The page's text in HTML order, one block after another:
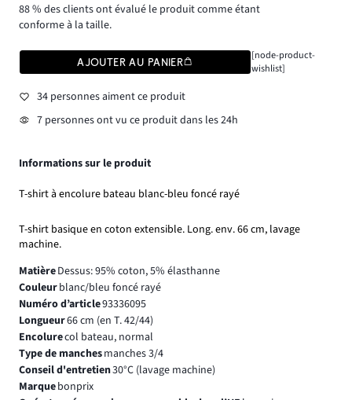
88 % des clients ont évalué le produit comme étant
conforme à la taille.
AJOUTER AU PANIER
[node-product-
wishlist]
34 personnes aiment ce produit
7 personnes ont vu ce produit dans les 24h
Informations sur le produit
T-shirt à encolure bateau blanc-bleu foncé rayé
T-shirt basique en coton extensible. Long. env. 66 cm, lavage
machine.
MatièreDessus: 95% coton, 5% élasthanne
Couleurblanc/bleu foncé rayé
Numéro d’article93336095
Longueur66 cm (en T. 42/44)
Encolurecol bateau, normal
Type de manchesmanches 3/4
Conseil d'entretien30°C (lavage machine)
Marquebonprix